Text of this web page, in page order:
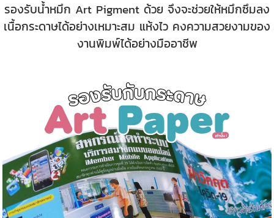
รองรับน้ำหมึก Art Pigment ด้วย จึงจะช่วยให้หมึกซึมลง
เนื้อกระดาษได้อย่างเหมาะสม แห้งไว คงความสวยงามของ
งานพิมพ์ได้อย่างมืออาชีพ